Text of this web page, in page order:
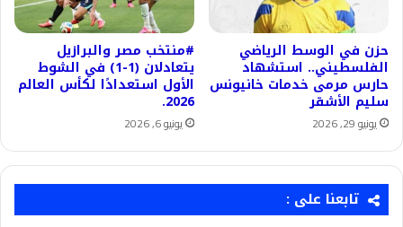
حزن في الوسط الرياضي
الفلسطيني.. استشهاد
حارس مرمى خدمات خانيونس
سليم الأشقر
يونيو 29, 2026
#منتخب مصر والبرازيل
يتعادلان (1-1) في الشوط
الأول استعدادًا لكأس العالم
2026.
يونيو 6, 2026
تابعنا على :